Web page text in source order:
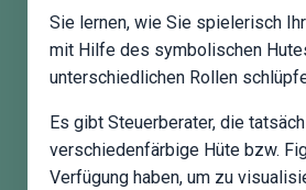
Sie lernen, wie Sie spielerisch
mit Hilfe des symbolischen
unterschiedlichen Rollen
Es gibt Steuerberater, die
verschiedenfärbige Hüte bzw.
Verfügung haben, um zu